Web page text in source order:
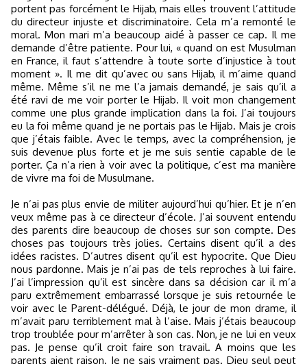
portent pas forcément le Hijab, mais elles trouvent l’attitude
du directeur injuste et discriminatoire. Cela m’a remonté le
moral. Mon mari m’a beaucoup aidé à passer ce cap. Il me
demande d’être patiente. Pour lui, « quand on est Musulman
en France, il faut s’attendre à toute sorte d’injustice à tout
moment ». Il me dit qu’avec ou sans Hijab, il m’aime quand
même. Même s’il ne me l’a jamais demandé, je sais qu’il a
été ravi de me voir porter le Hijab. Il voit mon changement
comme une plus grande implication dans la foi. J’ai toujours
eu la foi même quand je ne portais pas le Hijab. Mais je crois
que j’étais faible. Avec le temps, avec la compréhension, je
suis devenue plus forte et je me suis sentie capable de le
porter. Ça n’a rien à voir avec la politique, c’est ma manière
de vivre ma foi de Musulmane.
Je n’ai pas plus envie de militer aujourd’hui qu’hier. Et je n’en
veux même pas à ce directeur d’école. J’ai souvent entendu
des parents dire beaucoup de choses sur son compte. Des
choses pas toujours très jolies. Certains disent qu’il a des
idées racistes. D’autres disent qu’il est hypocrite. Que Dieu
nous pardonne. Mais je n’ai pas de tels reproches à lui faire.
J’ai l’impression qu’il est sincère dans sa décision car il m’a
paru extrêmement embarrassé lorsque je suis retournée le
voir avec le Parent-délégué. Déjà, le jour de mon drame, il
m’avait paru terriblement mal à l’aise. Mais j’étais beaucoup
trop troublée pour m’arrêter à son cas. Non, je ne lui en veux
pas. Je pense qu’il croit faire son travail. A moins que les
parents aient raison. Je ne sais vraiment pas. Dieu seul peut